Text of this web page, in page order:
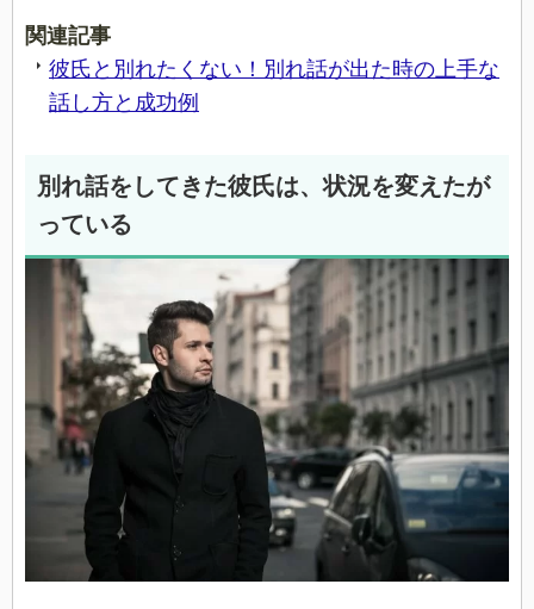
関連記事
彼氏と別れたくない！別れ話が出た時の上手な
話し方と成功例
別れ話をしてきた彼氏は、状況を変えたが
っている